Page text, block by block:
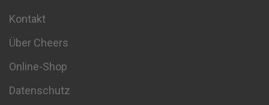
Kontakt
Über Cheers
Online-Shop
Datenschutz